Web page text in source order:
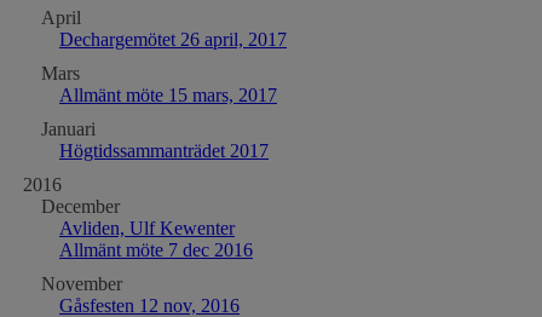
April
Dechargemötet 26 april, 2017
Mars
Allmänt möte 15 mars, 2017
Januari
Högtidssammanträdet 2017
2016
December
Avliden, Ulf Kewenter
Allmänt möte 7 dec 2016
November
Gåsfesten 12 nov, 2016